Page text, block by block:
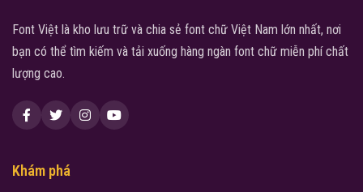
Font Việt là kho lưu trữ và chia sẻ font chữ Việt Nam lớn nhất, nơi
bạn có thể tìm kiếm và tải xuống hàng ngàn font chữ miễn phí chất
lượng cao.
Khám phá